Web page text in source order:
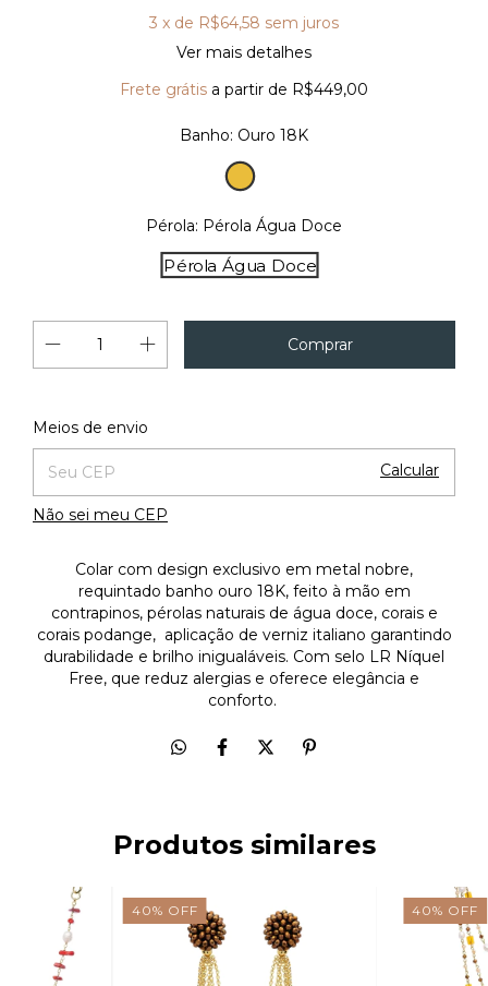
3 x de R$64,58 sem juros
Ver mais detalhes
Frete grátis a partir de R$449,00
Banho: Ouro 18K
Ouro
18K
Pérola: Pérola Água Doce
Pérola Água Doce
Entregas para o CEP:
Meios de envio
Calcular
Não sei meu CEP
Colar com design exclusivo em metal nobre,
requintado banho ouro 18K, feito à mão em
contrapinos, pérolas naturais de água doce, corais e
corais podange, aplicação de verniz italiano garantindo
durabilidade e brilho inigualáveis. Com selo LR Níquel
Free, que reduz alergias e oferece elegância e
conforto.
Produtos similares
40% OFF 40% OFF